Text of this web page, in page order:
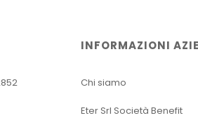
INFORMAZIONI
Chi siamo
Eter Srl Società Benefit